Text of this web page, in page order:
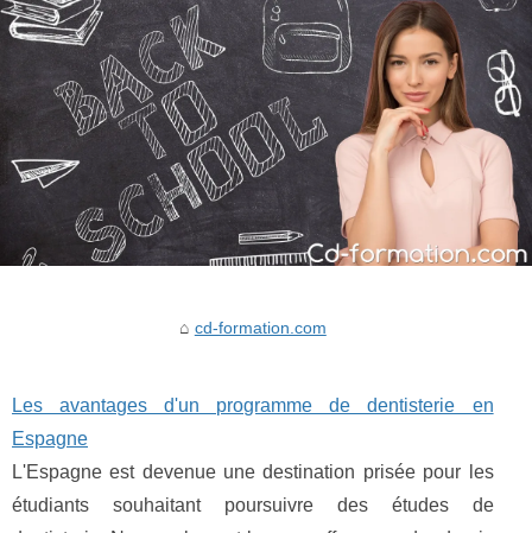
cd-formation.com
Les avantages d'un programme de dentisterie en
Espagne
L'Espagne est devenue une destination prisée pour les
étudiants souhaitant poursuivre des études de